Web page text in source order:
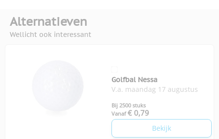
Alternatieven
Wellicht ook interessant
Golfbal Nessa
V.a. maandag 17 augustus
Bij 2500 stuks
Vanaf € 0,79
Bekijk